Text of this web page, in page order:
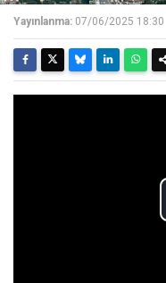
Yayınlanma: 07/06/2025 18:30